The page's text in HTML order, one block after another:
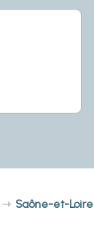
Saône-et-Loire